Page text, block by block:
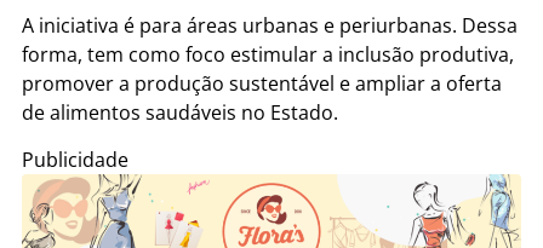
A iniciativa é para áreas urbanas e periurbanas. Dessa
forma, tem como foco estimular a inclusão produtiva,
promover a produção sustentável e ampliar a oferta
de alimentos saudáveis no Estado.
Publicidade